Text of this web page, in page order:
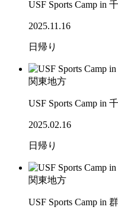
USF Sports Camp in
2025.11.16
日帰り
関東地方
USF Sports Camp in
2025.02.16
日帰り
関東地方
USF Sports Camp in